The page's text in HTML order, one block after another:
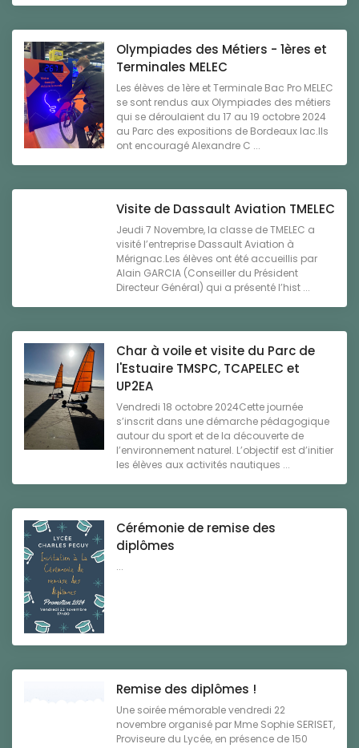
Olympiades des Métiers - 1ères et
Terminales MELEC
Les élèves de 1ère et Terminale Bac Pro MELEC
se sont rendus aux Olympiades des métiers
qui se déroulaient du 17 au 19 octobre 2024
au Parc des expositions de Bordeaux lac.Ils
ont encouragé Alexandre C ...
Visite de Dassault Aviation TMELEC
Jeudi 7 Novembre, la classe de TMELEC a
visité l’entreprise Dassault Aviation à
Mérignac.Les élèves ont été accueillis par
Alain GARCIA (Conseiller du Président
Directeur Général) qui a présenté l’hist ...
Char à voile et visite du Parc de
l'Estuaire TMSPC, TCAPELEC et
UP2EA
Vendredi 18 octobre 2024Cette journée
s’inscrit dans une démarche pédagogique
autour du sport et de la découverte de
l’environnement naturel. L’objectif est d’initier
les élèves aux activités nautiques ...
Cérémonie de remise des
diplômes
...
Remise des diplômes !
Une soirée mémorable vendredi 22
novembre organisé par Mme Sophie SERISET,
Proviseure du Lycée, en présence de 150